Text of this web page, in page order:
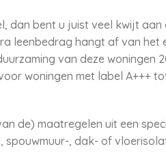
dan bent u juist veel kwijt
leenbedrag hangt af van het
van deze woningen
woningen met label A+++
de) maatregelen uit een
spouwmuur-, dak- of